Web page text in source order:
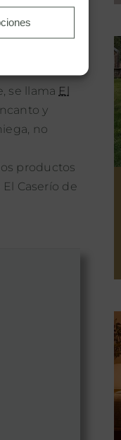
tiempo de
se llama El
y
no
productos
Caserío de